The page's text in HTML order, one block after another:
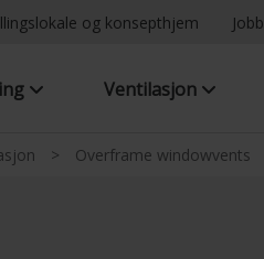
og konsepthjem Jobb
Ventilasjon
> Overframe windowvents